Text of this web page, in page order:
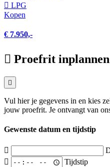
LPG
Kopen
€ 7.950,-
Proefrit inplannen
Vul hier je gegevens in en kies
jouw proefrit. Je ontvangt van
Gewenste datum en tijdstip
Tijdstip